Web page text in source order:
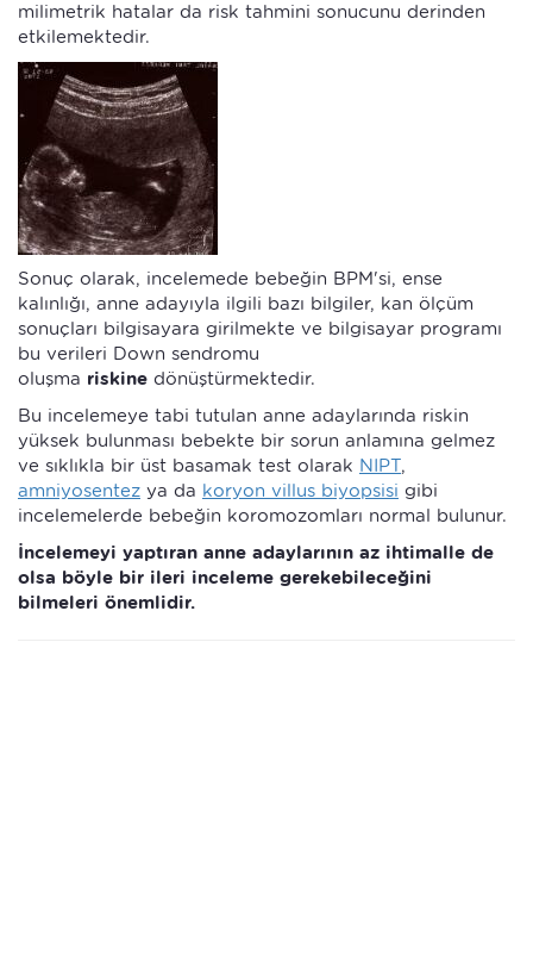
milimetrik hatalar da risk tahmini sonucunu derinden
etkilemektedir.
Sonuç olarak, incelemede bebeğin BPM'si, ense
kalınlığı, anne adayıyla ilgili bazı bilgiler, kan ölçüm
sonuçları bilgisayara girilmekte ve bilgisayar programı
bu verileri Down sendromu
oluşma riskine dönüştürmektedir.
Bu incelemeye tabi tutulan anne adaylarında riskin
yüksek bulunması bebekte bir sorun anlamına gelmez
ve sıklıkla bir üst basamak test olarak NIPT,
amniyosentez ya da koryon villus biyopsisi gibi
incelemelerde bebeğin koromozomları normal bulunur.
İncelemeyi yaptıran anne adaylarının az ihtimalle de
olsa böyle bir ileri inceleme gerekebileceğini
bilmeleri önemlidir.